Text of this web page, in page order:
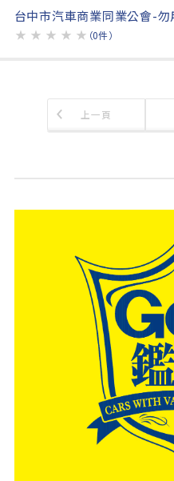
台中市汽車商業同業公會-勿
★ ★ ★ ★ ★ （0件）
上一頁